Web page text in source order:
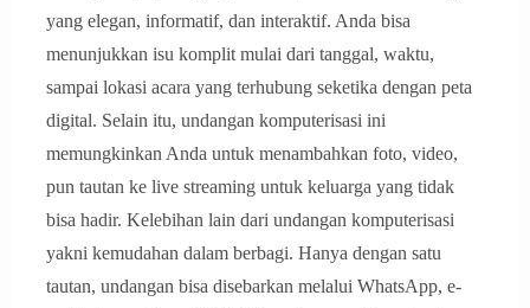
yang elegan, informatif, dan interaktif. Anda bisa
menunjukkan isu komplit mulai dari tanggal, waktu,
sampai lokasi acara yang terhubung seketika dengan peta
digital. Selain itu, undangan komputerisasi ini
memungkinkan Anda untuk menambahkan foto, video,
pun tautan ke live streaming untuk keluarga yang tidak
bisa hadir. Kelebihan lain dari undangan komputerisasi
yakni kemudahan dalam berbagi. Hanya dengan satu
tautan, undangan bisa disebarkan melalui WhatsApp, e-